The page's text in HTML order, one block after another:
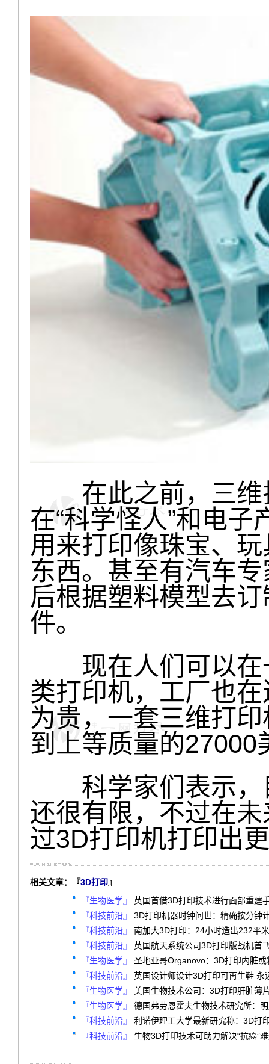
在此之前，三维
在“科学怪人”和电
用来打印像珠宝、
东西。甚至有汽车
后根据塑料模型去
件。
现在人们可以在
类打印机，工厂也
为贵，一套三维打
到上等质量的27000
科学家们表示，
还很有限，不过在
过3D打印机打印出
相关文章：『3D打印』
『生物医学』
英国首借3D打印技术进行面部重建
『科技前沿』
3D打印机器时钟问世：精确按分钟
『科技前沿』
南加大3D打印：24小时造出232平
『科技前沿』
英国航天系统公司3D打印版战机首
『生物医学』
圣地亚哥Organovo：3D打印内脏
『科技前沿』
英国设计师设计3D打印可再生鞋 永
『生物医学』
美国生物技术公司：3D打印肝脏薄
『生物医学』
德国弗劳恩霍夫生物技术研究所：
『科技前沿』
利诺伊理工大学最新研究称：3D打
『科技前沿』
生物3D打印技术可助力解决“抗癌”